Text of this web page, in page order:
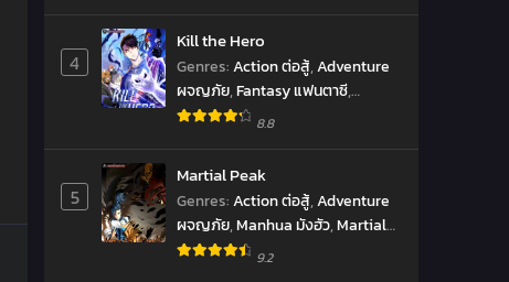
4
Kill the Hero
Genres:Action ต่อสู้,Adventure
ผจญภัย,Fantasy แฟนตาซี,
Manhwa มังฮวา
8.8
5
Martial Peak
Genres:Action ต่อสู้,Adventure
ผจญภัย,Manhua มังฮัว,Martial
Arts จอมยุทธ์9.2